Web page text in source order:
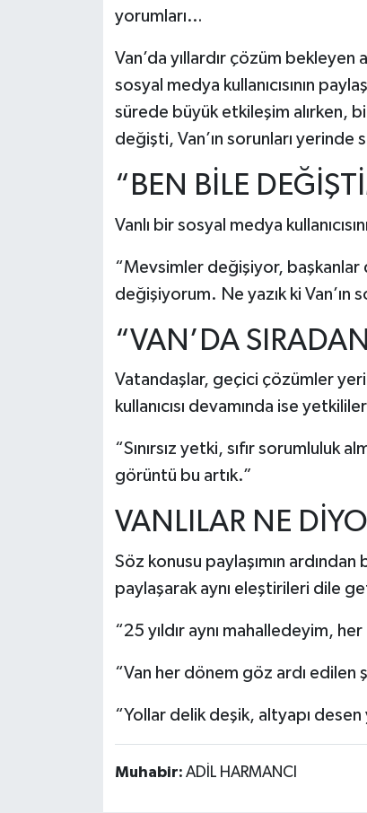
yorumları…
Van’da yıllardır çözüm
sosyal medya kullanıcısının
sürede büyük etkileşim alırken,
değişti, Van’ın sorunları yerinde
“BEN BİLE
Vanlı bir sosyal medya
“Mevsimler değişiyor,
değişiyorum. Ne yazık ki Van’ın
“VAN’DA
Vatandaşlar, geçici çözümler
kullanıcısı devamında ise
“Sınırsız yetki, sıfır sorumluluk
görüntü bu artık.”
VANLILAR NE
Söz konusu paylaşımın
paylaşarak aynı eleştirileri dile
“25 yıldır aynı mahalledeyim,
“Van her dönem göz ardı edilen
“Yollar delik deşik, altyapı
Muhabir: ADİL HARMANCI